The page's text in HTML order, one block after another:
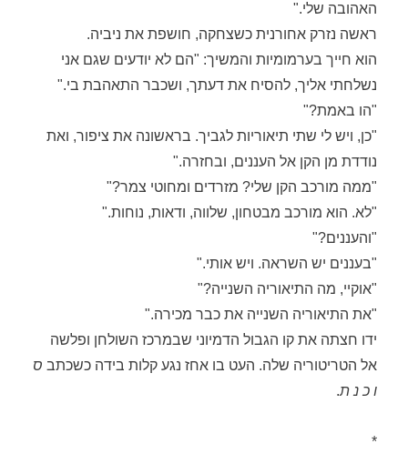
האהובה שלי."
ראשה נזרק אחורנית כשצחקה, חושפת את ניביה.
הוא חייך בערמומיות והמשיך: "הם לא יודעים שגם אני
נשלחתי אליך, להסיח את דעתך, ושכבר התאהבת בי."
"הו באמת?"
"כן, ויש לי שתי תיאוריות לגביך. בראשונה את ציפור, ואת
נודדת מן הקן אל העננים, ובחזרה."
"ממה מורכב הקן שלי? מזרדים ומחוטי צמר?"
"לא. הוא מורכב מבטחון, שלווה, ודאות, נוחות."
"והעננים?"
"בעננים יש השראה. ויש אותי."
"אוקיי, מה התיאוריה השנייה?"
"את התיאוריה השנייה את כבר מכירה."
ידו חצתה את קו הגבול הדמיוני שבמרכז השולחן ופלשה
אל הטריטוריה שלה. העט בו אחז נגע קלות בידה כשכתב ס
ו כ נ ת.
*